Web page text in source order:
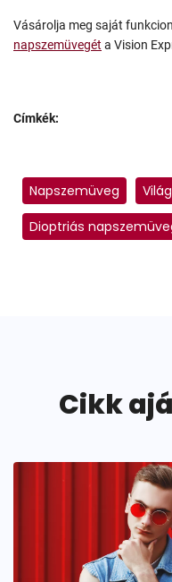
Vásárolja meg saját
napszemüvegét a Vision
Címkék:
Napszemüveg
Dioptriás
Cikk